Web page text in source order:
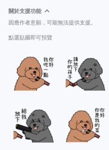
關於支援功能
因應作者意願，可能無法提供支援。
點選貼圖即可預覽